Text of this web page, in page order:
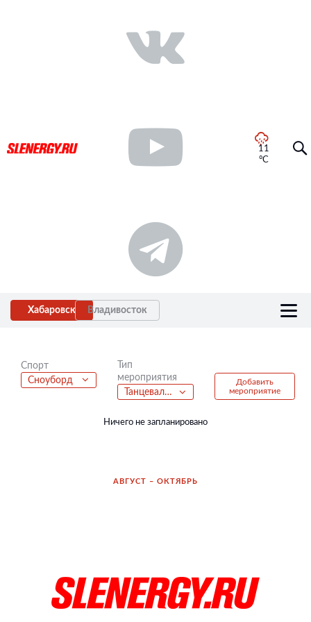
11
°C
Хабаровск Владивосток
Спорт
Сноуборд
Тип
мероприятия
Танцевальный фестиваль
Добавить
мероприятие
Ничего не запланировано
АВГУСТ – ОКТЯБРЬ